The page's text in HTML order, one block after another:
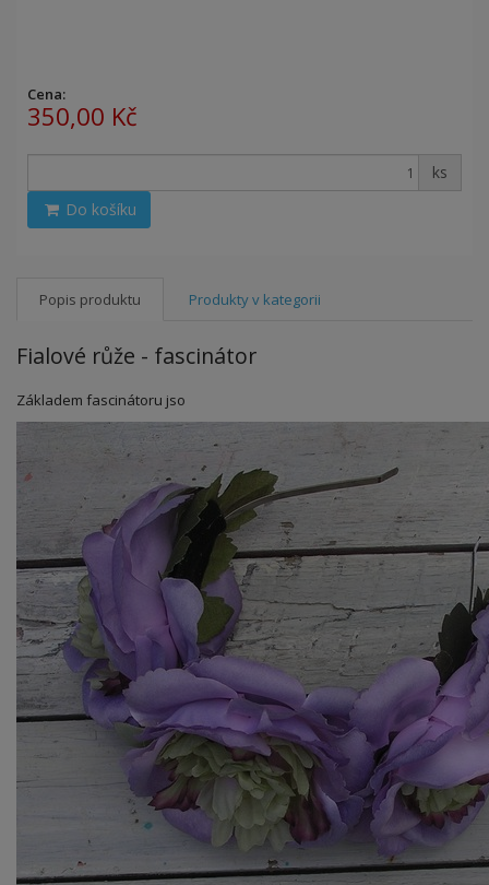
Cena:
350,00 Kč
ks
Do košíku
Popis produktu Produkty v kategorii
Fialové růže - fascinátor
Základem fascinátoru jso